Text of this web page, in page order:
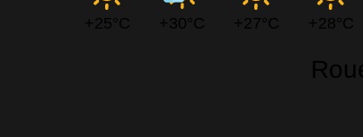
+25°C +30°C +27°C +28°C